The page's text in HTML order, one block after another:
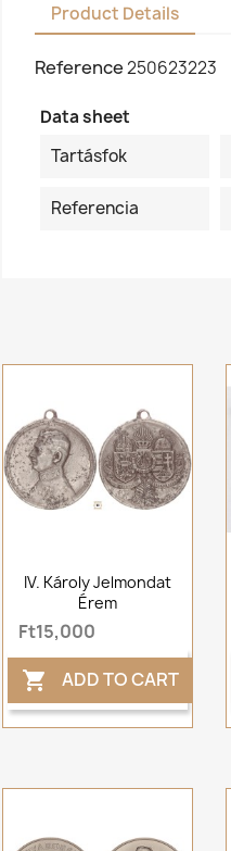
Product Details
Reference250623223
Data sheet
Tartásfok
Referencia
IV. Károly Jelmondat
Érem
Ft15,000
 ADD TO CART